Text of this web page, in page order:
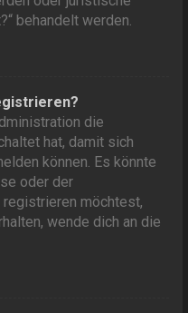
behandelt werden.
die
hat, damit sich
können. Es könnte
oder der
registrieren möchtest,
wende dich an die